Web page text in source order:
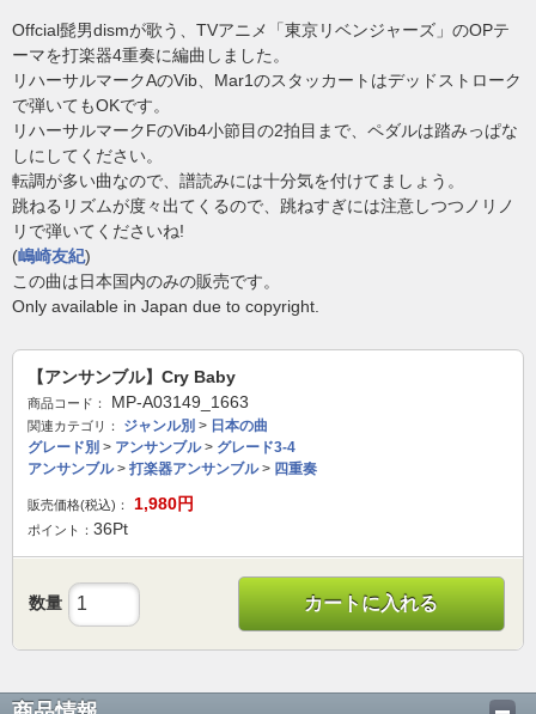
Offcial髭男dismが歌う、TVアニメ「東京リベンジャーズ」のOPテ
ーマを打楽器4重奏に編曲しました。
リハーサルマークAのVib、Mar1のスタッカートはデッドストローク
で弾いてもOKです。
リハーサルマークFのVib4小節目の2拍目まで、ペダルは踏みっぱな
しにしてください。
転調が多い曲なので、譜読みには十分気を付けてましょう。
跳ねるリズムが度々出てくるので、跳ねすぎには注意しつつノリノ
リで弾いてくださいね!
(嶋崎友紀)
この曲は日本国内のみの販売です。
Only available in Japan due to copyright.
【アンサンブル】Cry Baby
商品コード： MP-A03149_1663
関連カテゴリ： ジャンル別 > 日本の曲
グレード別 > アンサンブル> グレード3-4
アンサンブル> 打楽器アンサンブル> 四重奏
販売価格(税込)： 1,980円
ポイント： 36Pt
数量 カートに入れる